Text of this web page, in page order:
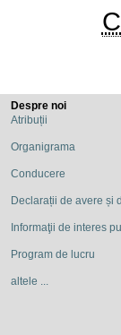
Despre noi
Atribuții
Organigrama
Conducere
Declarații de avere și
Informaţii de interes
Program de lucru
altele ...